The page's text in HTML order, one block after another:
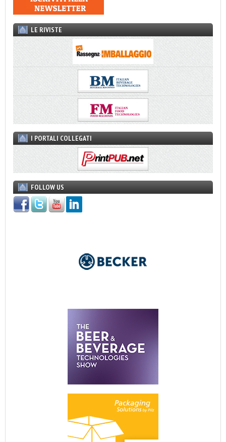
LE RIVISTE
I PORTALI COLLEGATI
FOLLOW US